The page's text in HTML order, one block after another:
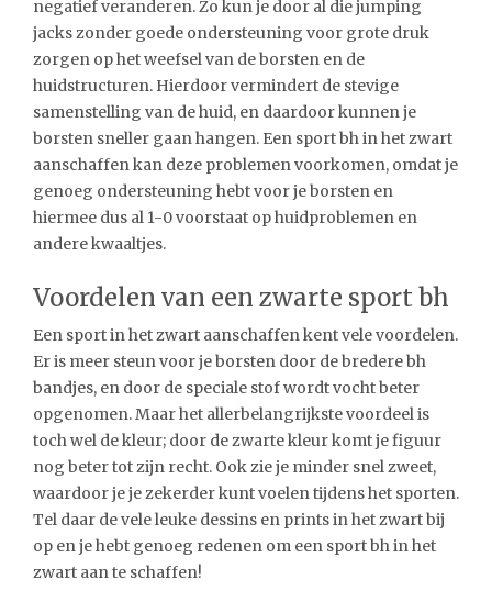
negatief veranderen. Zo kun je door al die jumping
jacks zonder goede ondersteuning voor grote druk
zorgen op het weefsel van de borsten en de
huidstructuren. Hierdoor vermindert de stevige
samenstelling van de huid, en daardoor kunnen je
borsten sneller gaan hangen. Een sport bh in het zwart
aanschaffen kan deze problemen voorkomen, omdat je
genoeg ondersteuning hebt voor je borsten en
hiermee dus al 1-0 voorstaat op huidproblemen en
andere kwaaltjes.
Voordelen van een zwarte sport bh
Een sport in het zwart aanschaffen kent vele voordelen.
Er is meer steun voor je borsten door de bredere bh
bandjes, en door de speciale stof wordt vocht beter
opgenomen. Maar het allerbelangrijkste voordeel is
toch wel de kleur; door de zwarte kleur komt je figuur
nog beter tot zijn recht. Ook zie je minder snel zweet,
waardoor je je zekerder kunt voelen tijdens het sporten.
Tel daar de vele leuke dessins en prints in het zwart bij
op en je hebt genoeg redenen om een sport bh in het
zwart aan te schaffen!